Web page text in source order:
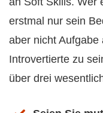
erstmal nur sein
aber nicht Aufgabe
Introvertierte zu
über drei